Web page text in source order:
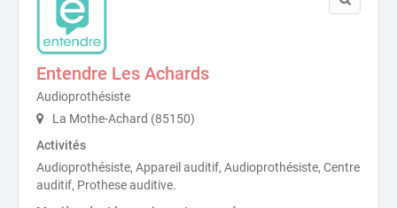
Entendre Les Achards
Audioprothésiste
La Mothe-Achard (85150)
Activités
Audioprothésiste, Appareil auditif, Audioprothésiste, Centre
auditif, Prothese auditive.